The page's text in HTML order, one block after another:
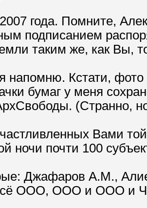
года. Помните,
подписанием
таким же, как Вы,
напомню. Кстати,
бумаг у меня
(Странно,
Вами
ночи почти 100
Джафаров А.М.,
ООО, ООО и ООО и